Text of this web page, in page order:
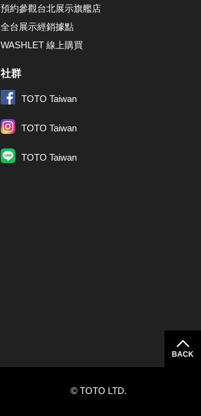
預約參觀台北展示旗艦店
全台展示經銷據點
WASHLET 線上購買
社群
TOTO Taiwan
TOTO Taiwan
TOTO Taiwan
© TOTO LTD.
BACK